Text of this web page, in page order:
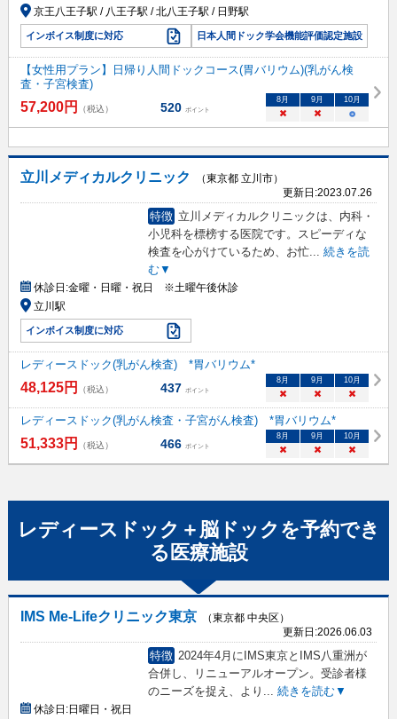
京王八王子駅 / 八王子駅 / 北八王子駅 / 日野駅
インボイス制度に対応 日本人間ドック学会機能評価認定施設
【女性用プラン】日帰り人間ドックコース(胃バリウム)(乳がん検
査・子宮検査)
57,200円 （税込） 520 ポイント
8 月 9 月 10月
× × ○
立川メディカルクリニック
（東京都 立川市）
更新日:2023.07.26
特徴 立川メディカルクリニックは、内科・
小児科を標榜する医院です。スピーディな
検査を心がけているため、お忙...
続きを読
む▼
休診日:金曜・日曜・祝日 ※土曜午後休診
立川駅
インボイス制度に対応
レディースドック(乳がん検査) *胃バリウム*
48,125円 （税込） 437 ポイント
8 月 9 月 10月
× × ×
レディースドック(乳がん検査・子宮がん検査) *胃バリウム*
51,333円 （税込） 466 ポイント
8 月 9 月 10月
× × ×
レディースドック＋脳ドック を予約でき
る 医療施設
IMS Me-Lifeクリニック東京
（東京都 中央区）
更新日:2026.06.03
特徴 2024年4月にIMS東京とIMS八重洲が
合併し、リニューアルオープン。受診者様
のニーズを捉え、より
続きを読む▼
休診日:日曜日・祝日